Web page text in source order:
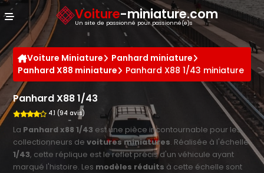
Voiture-miniature.com
Un site de passionné pour passionné(e)s
Voiture Miniature
Panhard miniature
Panhard X88 miniature
Panhard X88 1/43 miniature
Panhard X88 1/43
4.1 (94 avis)
La Panhard x88 1/43 est une pièce incontournable pour les
collectionneurs devoitures miniatures. Réalisée à l'échelle
1/43, cette réplique est le reflet précis d'un véhicule ayant
marqué l'histoire. Les modèles réduits à cette échelle sont
Panneau de gestion des cookies